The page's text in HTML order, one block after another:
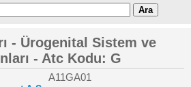
- Ürogenital Sistem ve
- Atc Kodu: G
A11GA01